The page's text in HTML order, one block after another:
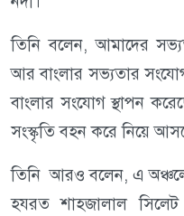
তিনি বলেন, আমাদের
আর বাংলার সভ্যতার
বাংলার সংযোগ স্থাপন
সংস্কৃতি বহন করে নিয়ে
তিনি আরও বলেন, এ অঞ্চলে
হযরত শাহজালাল